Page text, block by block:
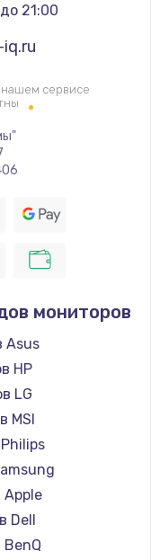
21:00
сервисе
мониторов
Asus
HP
LG
MSI
Dell